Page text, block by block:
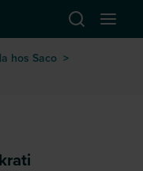
Öppna
hos Saco >